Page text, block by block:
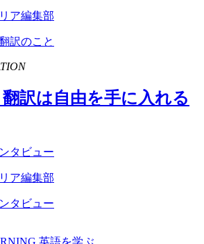
ア編集部
訳のこと
翻訳は自由を手に入れる
タビュー
ア編集部
タビュー
英語を学ぶ